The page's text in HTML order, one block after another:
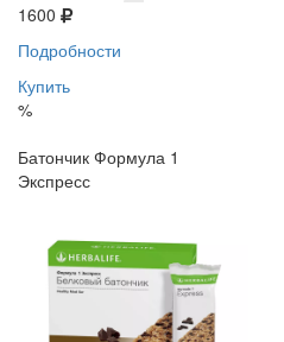
1600
Подробности
Купить
%
Батончик Формула 1
Экспресс